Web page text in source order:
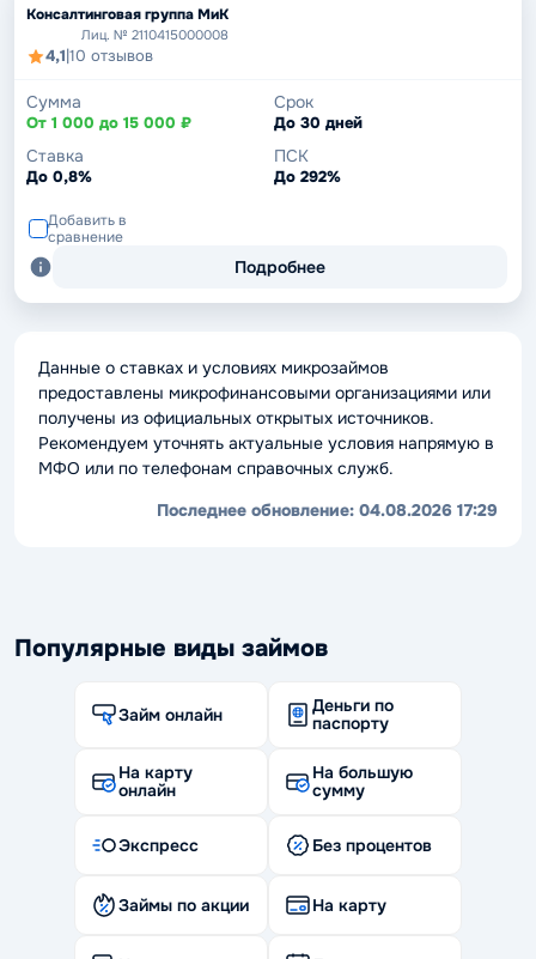
Консалтинговая группа МиК
Лиц. № 2110415000008
4,1|10 отзывов
Сумма
От 1 000 до 15 000 ₽
Срок
До 30 дней
Ставка
До 0,8%
ПСК
До 292%
Добавить в
сравнение
Подробнее
Данные о ставках и условиях микрозаймов
предоставлены микрофинансовыми организациями или
получены из официальных открытых источников.
Рекомендуем уточнять актуальные условия напрямую в
МФО или по телефонам справочных служб.
Последнее обновление: 04.08.2026 17:29
Популярные виды займов
Займ онлайн
Деньги по
паспорту
На карту
онлайн
На большую
сумму
Экспресс Без процентов
Займы по акции На карту